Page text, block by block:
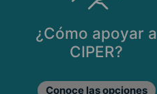
¿Cómo apoyar a
CIPER?
Conoce las opciones